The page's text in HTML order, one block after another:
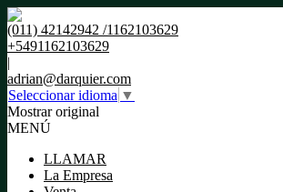
(011) 42142942 /1162103629
+5491162103629
|
adrian@darquier.com
Seleccionar idioma ▼
Mostrar original
MENÚ
LLAMAR
La Empresa